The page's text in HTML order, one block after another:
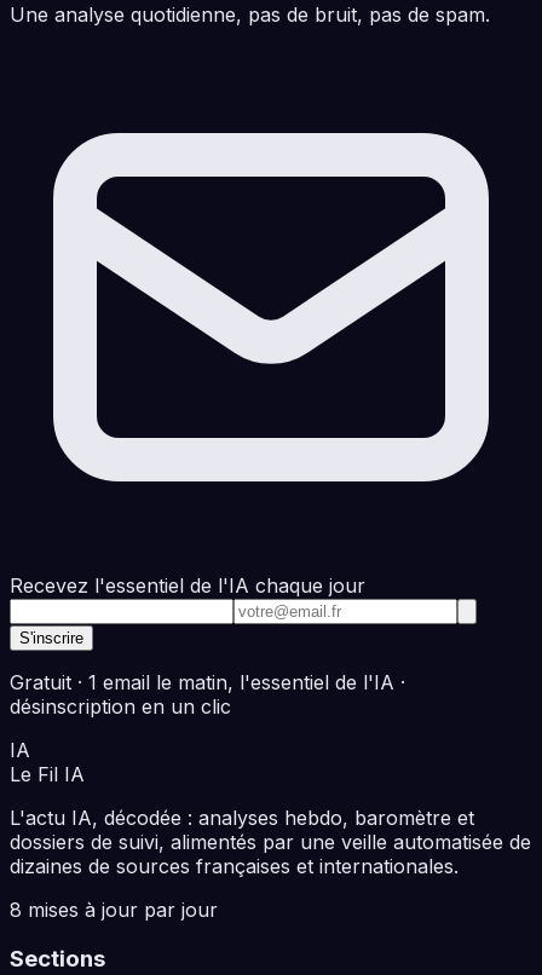
Une analyse quotidienne, pas de bruit, pas de spam.
Recevez l'essentiel de l'IA chaque jour
Adresse e-mail
S'inscrire
Gratuit · 1 email le matin, l'essentiel de l'IA ·
désinscription en un clic
IA
Le Fil IA
L'actu IA, décodée : analyses hebdo, baromètre et
dossiers de suivi, alimentés par une veille automatisée de
dizaines de sources françaises et internationales.
8 mises à jour par jour
Sections